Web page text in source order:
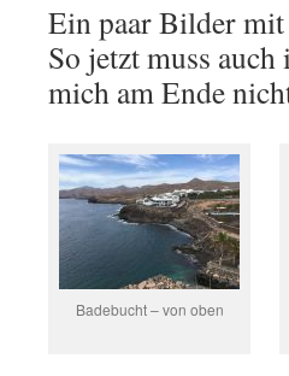
Ein paar Bilder mit
So jetzt muss
mich am Ende
Badebucht – von oben